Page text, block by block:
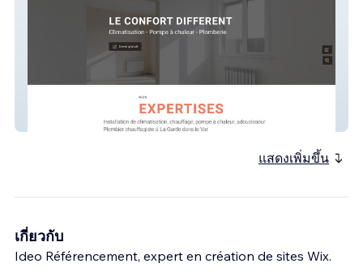
แสดงเพิ่มขึ้น
เกี่ยวกับ
Ideo Référencement, expert en création de sites Wix.